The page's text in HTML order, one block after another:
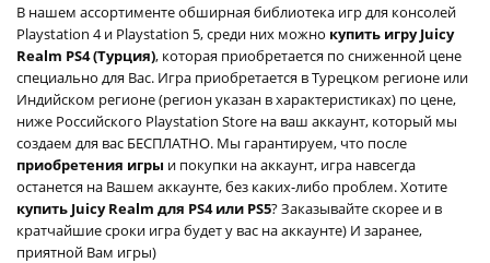
В нашем ассортименте обширная библиотека игр для консолей
Playstation 4 и Playstation 5, среди них можно купить игру Juicy
Realm PS4 (Турция), которая приобретается по сниженной цене
специально для Вас. Игра приобретается в Турецком регионе или
Индийском регионе (регион указан в характеристиках) по цене,
ниже Российского Playstation Store на ваш аккаунт, который мы
создаем для вас БЕСПЛАТНО. Мы гарантируем, что после
приобретения игры и покупки на аккаунт, игра навсегда
останется на Вашем аккаунте, без каких-либо проблем. Хотите
купить Juicy Realm для PS4 или PS5? Заказывайте скорее и в
кратчайшие сроки игра будет у вас на аккаунте) И заранее,
приятной Вам игры)